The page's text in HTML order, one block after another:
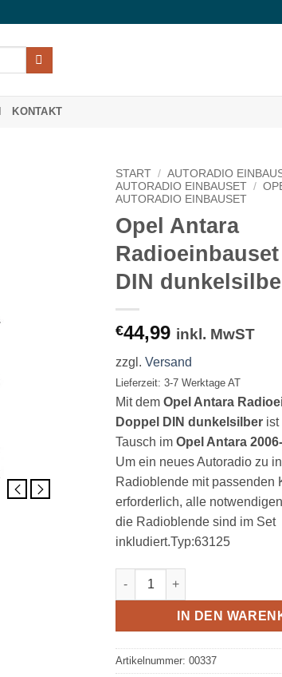
KONTAKT
START / AUTORADIO
AUTORADIO EINBAUSET /
AUTORADIO EINBAUSET
Opel Antara
DIN
€44,99 inkl. MwST
zzgl. Versand
Lieferzeit: 3-7 Werktage AT
Mit dem Opel Antara
Doppel DIN dunkelsilber ist
Tausch im Opel Antara
Um ein neues Autoradio zu
Radioblende mit passenden
erforderlich, alle
die Radioblende sind im Set
inkludiert.Typ:63125
Opel Antara Radioeinbauset
IN DEN
Artikelnummer: 00337